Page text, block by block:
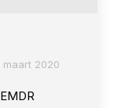
maart 2020